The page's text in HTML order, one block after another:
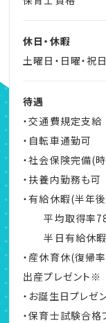
休日・休暇
土曜日・日曜・祝日
待遇
・交通費規定支給
・自転車通勤可
・社会保険完備(
・扶養内勤務も可
・有給休暇(半年
平均取得率
半日有給休暇
・産休育休(復帰
出産プレゼント※
・お誕生日プレゼ
・保育士試験合